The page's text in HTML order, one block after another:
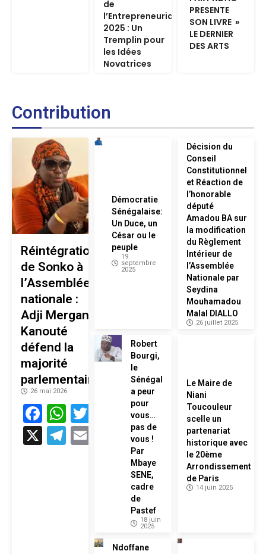
de
l’Entrepreneuriat
2025 : Un
Tremplin pour
les Idées
Novatrices
PRESENTE
SON LIVRE »
LE DERNIER
DES ARTS
Contribution
Réintégration
de Sonko à
l’Assemblée
nationale :
Adji Mergane
Kanouté
défend la
majorité
parlementaire
26 mai 2026
Facebook
WhatsApp
Twitter
X
Telegram
Email
Démocratie
Sénégalaise:
Un Duce, un
César ou le
peuple
19
septembre
2025
Décision du
Conseil
Constitutionnel
et Réaction de
l’honorable
député
Amadou BA sur
la modification
du Règlement
Intérieur de
l’Assemblée
Nationale par
Seydina
Mouhamadou
Malal DIALLO
26 juillet 2025
Robert
Bourgi,
le
Sénégal
a peur
pour
vous…
pas de
vous !
Par
Mbaye
SENE,
cadre
de
Pastef
18 juin
2025
Le Maire de
Niani
Toucouleur
scelle un
partenariat
historique avec
le 20ème
Arrondissement
de Paris
14 juin 2025
Ndoffane